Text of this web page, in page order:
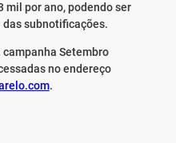
mil por ano, podendo ser
das subnotificações.
Setembro
no endereço
.